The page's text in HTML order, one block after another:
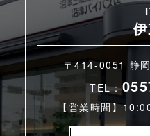
〒414-0051 静
TEL：
【営業時間】